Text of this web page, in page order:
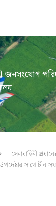
জনসংযোগ
সেনাবাহিনী
উপদেষ্টার সাথে